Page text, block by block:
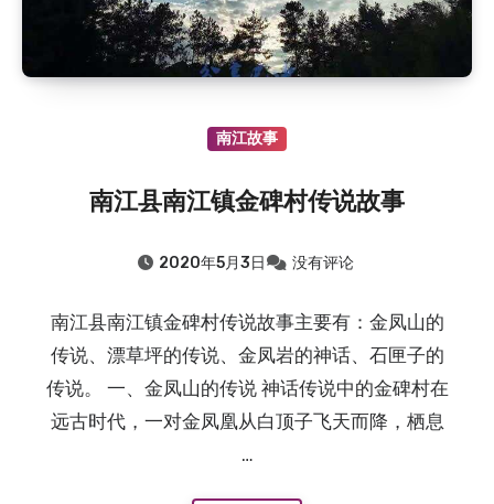
南江故事
南江县南江镇金碑村传说故事
2020年5月3日 没有评论
南江县南江镇金碑村传说故事主要有：金凤山的
传说、漂草坪的传说、金凤岩的神话、石匣子的
传说。 一、金凤山的传说 神话传说中的金碑村在
远古时代，一对金凤凰从白顶子飞天而降，栖息
…